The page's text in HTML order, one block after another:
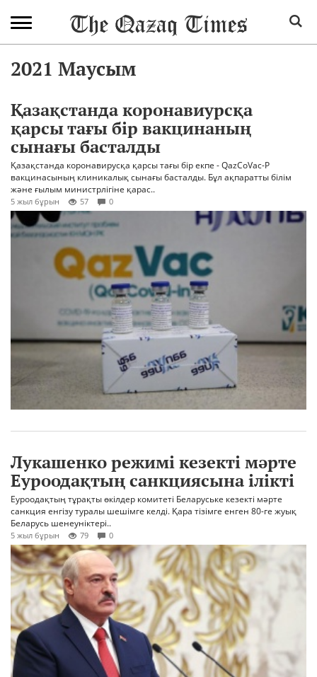
2021 Маусым
Қазақстанда коронавиурсқа
қарсы тағы бір вакцинаның
сынағы басталды
Қазақстанда коронавирусқа қарсы тағы бір екпе - QazCoVac-P
вакцинасының клиникалық сынағы басталды. Бұл ақпаратты білім
және ғылым министрлігіне қарас..
5 жыл бұрын 57 0
Лукашенко режимі кезекті мәрте
Еуроодақтың санкциясына ілікті
Еуроодақтың тұрақты өкілдер комитеті Беларуське кезекті мәрте
санкция енгізу туралы шешімге келді. Қара тізімге енген 80-ге жуық
Беларусь шенеуніктері..
5 жыл бұрын 79 0